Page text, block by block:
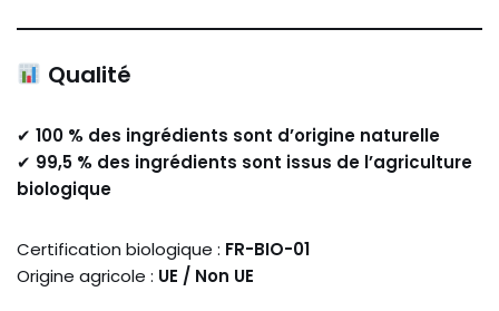
Qualité
✔ 100 % des ingrédients sont d’origine naturelle
✔ 99,5 % des ingrédients sont issus de l’agriculture
biologique
Certification biologique : FR-BIO-01
Origine agricole : UE / Non UE